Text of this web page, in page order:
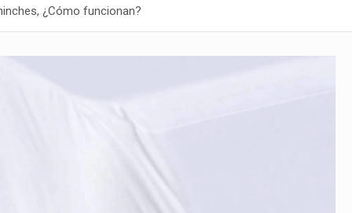
¿Cómo funcionan?